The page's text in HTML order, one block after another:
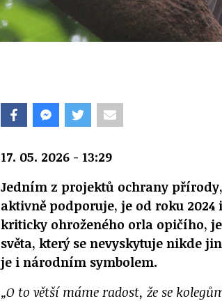
17. 05. 2026 - 13:29
Jedním z projektů ochrany
aktivně podporuje, je od roku
kriticky ohroženého orla opičího,
světa, který se nevyskytuje nikde
je i národním symbolem.
„O to větší máme radost, že se